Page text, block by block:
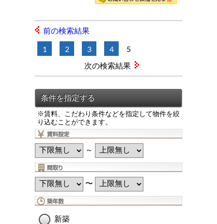
前の検索結果
1 2 3 4 5
※賃料、こだわり条件などを指定して物件を絞
り込むことができます。
～
〜
新築